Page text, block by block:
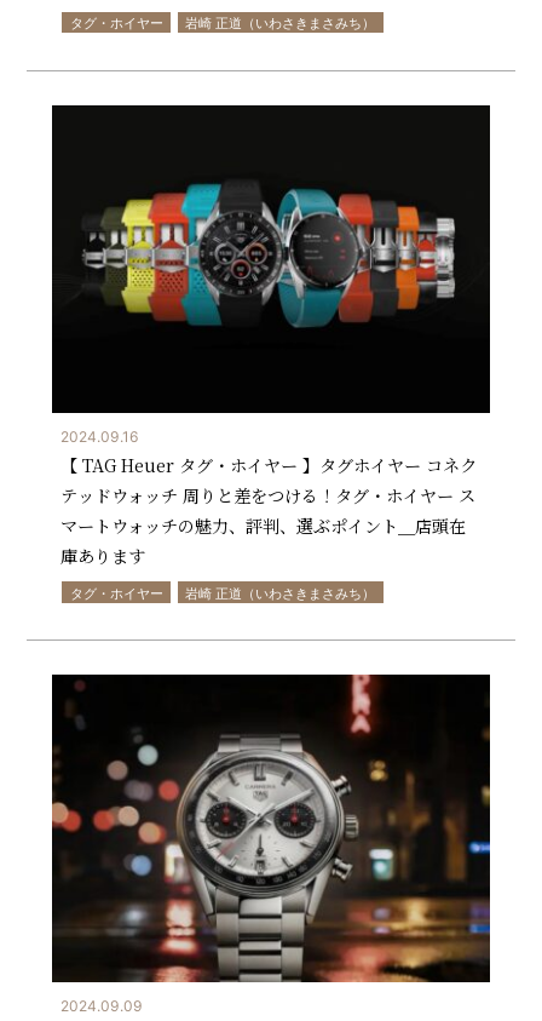
タグ・ホイヤー 岩崎 正道（いわさきまさみち）
2024.09.16
【 TAG Heuer タグ・ホイヤー 】タグホイヤー コネク
テッドウォッチ 周りと差をつける！タグ・ホイヤー ス
マートウォッチの魅力、評判、選ぶポイント＿店頭在
庫あります
タグ・ホイヤー 岩崎 正道（いわさきまさみち）
2024.09.09